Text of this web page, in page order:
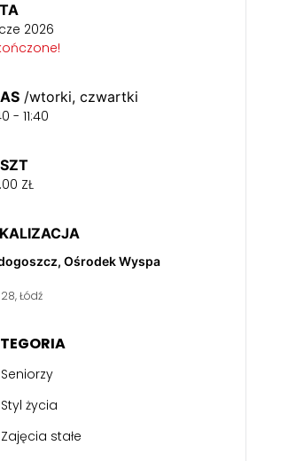
2026
/wtorki, czwartki
- 11:40
ZŁ
Ośrodek Wyspa
Łódź
Seniorzy
Styl życia
Zajęcia stałe